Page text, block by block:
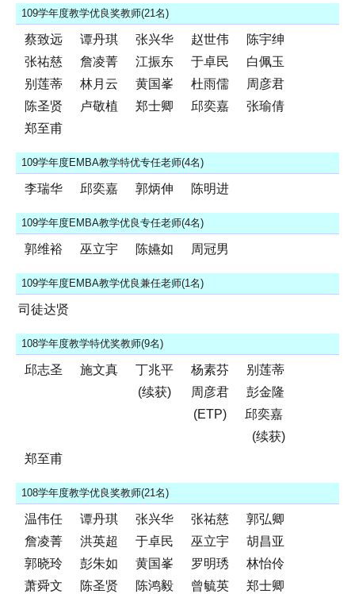
109学年度教学优良奖教师(21名)
蔡致远 谭丹琪 张兴华 赵世伟
陈宇绅
张祐慈
詹凌菁 江振东 于卓民
白佩玉
别莲蒂
林月云 黄国峯 杜雨儒
周彦君
陈圣贤
卢敬植 郑士卿 邱奕嘉
张瑜倩
郑至甫
109学年度EMBA教学特优专任老师(4名)
李瑞华 邱奕嘉 郭炳伸 陈明进
109学年度EMBA教学优良专任老师(4名)
郭维裕 巫立宇 陈嬿如 周冠男
109学年度EMBA教学优良兼任老师(1名)
司徒达贤
108学年度教学特优奖教师(9名)
邱志圣 施文真
丁兆平
(续获)
杨素芬
别莲蒂
周彦君
(ETP)
彭金隆
邱奕嘉
(续获)
郑至甫
108学年度教学优良奖教师(21名)
温伟任 谭丹琪 张兴华 张祐慈
郭弘卿
詹凌菁
洪英超 于卓民 巫立宇
胡昌亚
郭晓玲
彭朱如 黄国峯 罗明琇
林怡伶
萧舜文
陈圣贤 陈鸿毅 曾毓英 郑士卿